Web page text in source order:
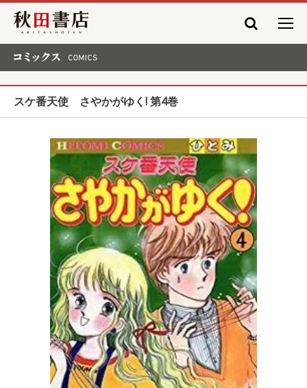
秋田書店
スケ番天使 さやかがゆく! 第4巻